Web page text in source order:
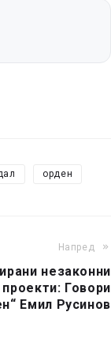
орден
Напред
незаконни
Говори
Емил Русинов